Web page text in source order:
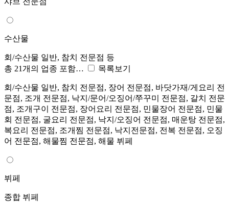
수산물
회/수산물 일반, 참치 전문점 등
총 21개의 업종 포함…
목록보기
회/수산물 일반, 참치 전문점, 장어 전문점, 바닷가재/게요리 전
문점, 조개 전문점, 낙지/문어/오징어/쭈꾸미 전문점, 갈치 전문
점, 조개구이 전문점, 장어요리 전문점, 민물장어 전문점, 민물
회 전문점, 굴요리 전문점, 낙지/오징어 전문점, 매운탕 전문점,
복요리 전문점, 조개찜 전문점, 낙지전문점, 전복 전문점, 오징
어 전문점, 해물찜 전문점, 해물 뷔페
뷔페
종합 뷔페